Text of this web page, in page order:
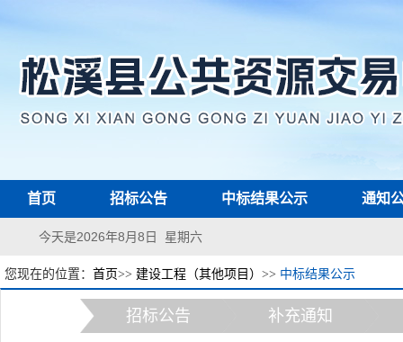
首页 招标公告 中标结果公示 通知
今天是2026年8月8日 星期六
您现在的位置： 首页>> 建设工程（其他项目） >> 中标结果公示
招标公告 补充通知